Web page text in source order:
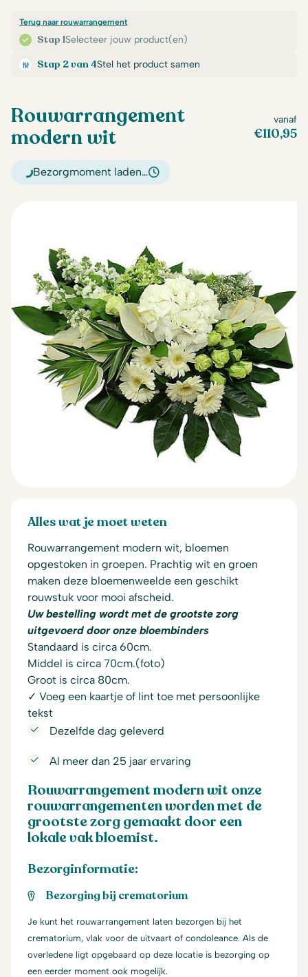
Stap 1Selecteer jouw product(en)
Terug naar rouwarrangement
Stap 2 van 4Stel het product samen
Rouwarrangement
modern wit
vanaf
€110,95
Bezorgmoment laden…
Alles wat je moet weten
Rouwarrangement modern wit, bloemen
opgestoken in groepen. Prachtig wit en groen
maken deze bloemenweelde een geschikt
rouwstuk voor mooi afscheid.
Uw bestelling wordt met de grootste zorg
uitgevoerd door onze bloembinders
Standaard is circa 60cm.
Middel is circa 70cm.(foto)
Groot is circa 80cm.
✓ Voeg een kaartje of lint toe met persoonlijke
tekst
Dezelfde dag geleverd
Al meer dan 25 jaar ervaring
Rouwarrangement modern wit onze
rouwarrangementen worden met de
grootste zorg gemaakt door een
lokale vak bloemist.
Bezorginformatie:
Bezorging bij crematorium
Je kunt het rouwarrangement laten bezorgen bij het
crematorium, vlak voor de uitvaart of condoleance. Als de
overledene ligt opgebaard op deze locatie is bezorging op
een eerder moment ook mogelijk.